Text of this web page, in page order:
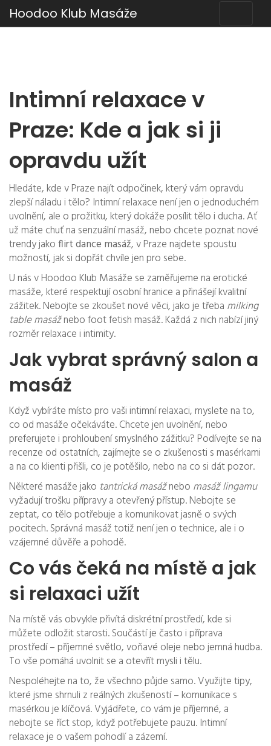
Hoodoo Klub Masáže
Intimní relaxace v
Praze: Kde a jak si ji
opravdu užít
Hledáte, kde v Praze najít odpočinek, který vám opravdu
zlepší náladu i tělo? Intimní relaxace není jen o jednoduchém
uvolnění, ale o prožitku, který dokáže posílit tělo i ducha. Ať
už máte chuť na senzuální masáž, nebo chcete poznat nové
trendy jakoflirt dance masáž, v Praze najdete spoustu
možností, jak si dopřát chvíle jen pro sebe.
U nás v Hoodoo Klub Masáže se zaměřujeme na erotické
masáže, které respektují osobní hranice a přinášejí kvalitní
zážitek. Nebojte se zkoušet nové věci, jako je třeba milking
table masážnebo foot fetish masáž. Každá z nich nabízí jiný
rozměr relaxace i intimity.
Jak vybrat správný salon a
masáž
Když vybíráte místo pro vaši intimní relaxaci, myslete na to,
co od masáže očekáváte. Chcete jen uvolnění, nebo
preferujete i prohloubení smyslného zážitku? Podívejte se na
recenze od ostatních, zajímejte se o zkušenosti s masérkami
a na co klienti přišli, co je potěšilo, nebo na co si dát pozor.
Některé masáže jako tantrická masážnebo masáž lingamu
vyžadují trošku přípravy a otevřený přístup. Nebojte se
zeptat, co tělo potřebuje a komunikovat jasně o svých
pocitech. Správná masáž totiž není jen o technice, ale i o
vzájemné důvěře a pohodě.
Co vás čeká na místě a jak
si relaxaci užít
Na místě vás obvykle přivítá diskrétní prostředí, kde si
můžete odložit starosti. Součástí je často i příprava
prostředí – příjemné světlo, voňavé oleje nebo jemná hudba.
To vše pomáhá uvolnit se a otevřít mysli i tělu.
Nespoléhejte na to, že všechno půjde samo. Využijte tipy,
které jsme shrnuli z reálných zkušeností – komunikace s
masérkou je klíčová. Vyjádřete, co vám je příjemné, a
nebojte se říct stop, když potřebujete pauzu. Intimní
relaxace je o vašem pohodlí a zázemí.